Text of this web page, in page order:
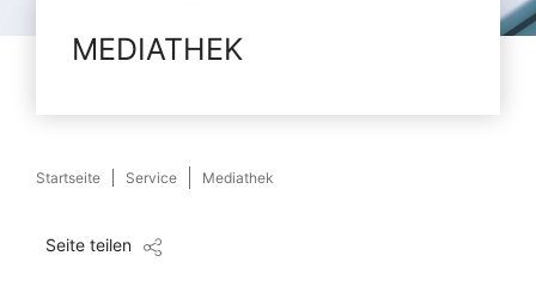
MEDIATHEK
Startseite Service Mediathek
Seite teilen